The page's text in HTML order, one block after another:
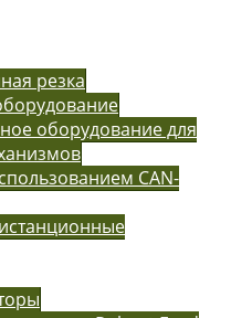
резка
оборудование для
CAN-